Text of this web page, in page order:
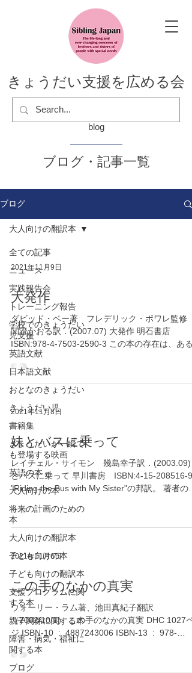
きょうだい支援を広める会
blog
ブログ・記事一覧
ブログ
全ての記事
ニュース
実践報告会
トレーニング報告
学校でのきょうだい
児支援
英語文献
日本語文献
おとなのきょうだい
きょうだい児
書籍集
きょうだいが一瞬で
も登場する映画
英語の本
大人向けの本
将来の計画のための
本
大人向けの翻訳本
子ども向けの本
子ども向けの翻訳本
支援プログラムに関
する本
親子関係に関する本
障害・病気・福祉に
関する本
ブログ
大人向けの翻訳本
2021年11月9日
大発作
ダビッド・ベー著 フレデリック・ボワレ監修
関澄かおる訳．(2007.07) 大発作 明石書店
ISBN:978-4-7503-2590-3 この本の存在は、ある
がわざわざメールで教えてくださいました。 フ
ンス語圏のきょうだいまではアンテナを張れない
ので大感謝です！...
2021年11月8日
妹とバスに乗って
レイチェル・サイモン 幾島幸子訳．(2003.09)
とバスに乗って 早川書房 ISBN:4-15-208516-9
"Riding the Bus with My Sister"の邦訳。 著者のレ
ついては聞いていましたが、こん...
2021年11月6日
この手のなかの真実
ウォーリー・ラム著、池田真紀子翻訳
（2002/10/1） この手のなかの真実 DHC 1027ペ
ジ ISBN-10 ‏ : ‎ 4887243006 ISBN-13 ‏ : ‎ 978-
4887243002 絶版 アマゾンに中古品があります
が、高額です。...